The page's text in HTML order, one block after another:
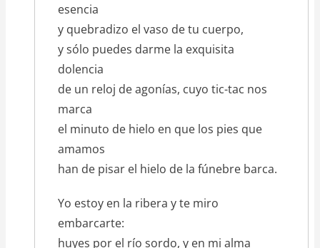
esencia
y quebradizo el vaso de tu cuerpo,
y sólo puedes darme la exquisita
dolencia
de un reloj de agonías, cuyo tic-tac nos
marca
el minuto de hielo en que los pies que
amamos
han de pisar el hielo de la fúnebre barca.
Yo estoy en la ribera y te miro
embarcarte:
huyes por el río sordo, y en mi alma